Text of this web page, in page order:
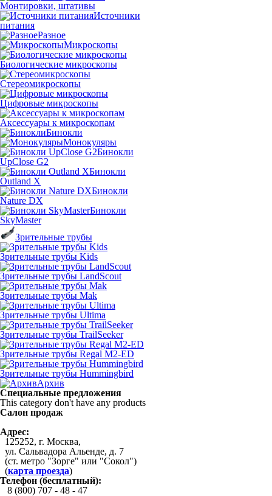
Монтировки, штативы
Источники
питания
Разное
Микроскопы
Биологические микроскопы
Стереомикроскопы
Цифровые микроскопы
Аксессуары к микроскопам
Бинокли
Монокуляры
Бинокли
UpClose G2
Бинокли
Outland X
Бинокли
Nature DX
Бинокли
SkyMaster
Зрительные трубы
Зрительные трубы Kids
Зрительные трубы LandScout
Зрительные трубы Mak
Зрительные трубы Ultima
Зрительные трубы TrailSeeker
Зрительные трубы Regal M2-ED
Зрительные трубы Hummingbird
Архив
Специальные предложения
This category don't have any products
Салон продаж
Адрес:
125252, г. Москва,
ул. Сальвадора Альенде, д. 7
(ст. метро "Зорге" или "Сокол")
(карта проезда)
Телефон (бесплатный):
8 (800) 707 - 48 - 47